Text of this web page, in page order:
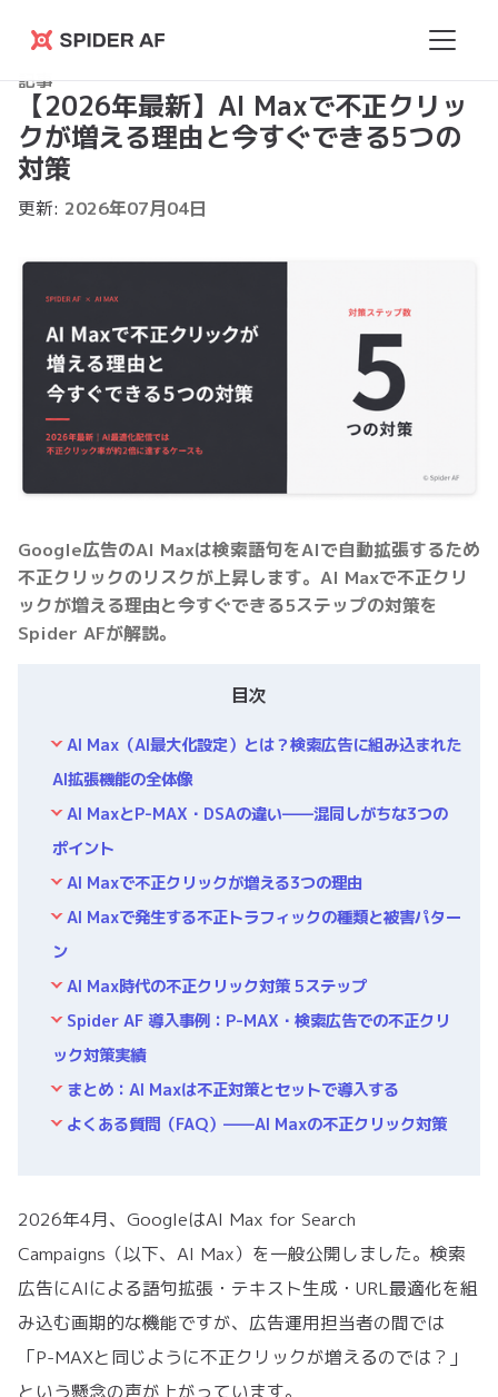
Spider
AF
記事
【2026年最新】AI Maxで不正クリッ
クが増える理由と今すぐできる5つの
対策
更新: 2026年07月04日
Google広告のAI Maxは検索語句をAIで自動拡張するため
不正クリックのリスクが上昇します。AI Maxで不正クリ
ックが増える理由と今すぐできる5ステップの対策を
Spider AFが解説。
目次
AI Max（AI最大化設定）とは？検索広告に組み込まれた
AI拡張機能の全体像
AI MaxとP-MAX・DSAの違い——混同しがちな3つの
ポイント
AI Maxで不正クリックが増える3つの理由
AI Maxで発生する不正トラフィックの種類と被害パター
ン
AI Max時代の不正クリック対策 5ステップ
Spider AF 導入事例：P-MAX・検索広告での不正クリ
ック対策実績
まとめ：AI Maxは不正対策とセットで導入する
よくある質問（FAQ）——AI Maxの不正クリック対策
2026年4月、GoogleはAI Max for Search
Campaigns（以下、AI Max）を一般公開しました。検索
広告にAIによる語句拡張・テキスト生成・URL最適化を組
み込む画期的な機能ですが、広告運用担当者の間では
「P-MAXと同じように不正クリックが増えるのでは？」
という懸念の声が上がっています。